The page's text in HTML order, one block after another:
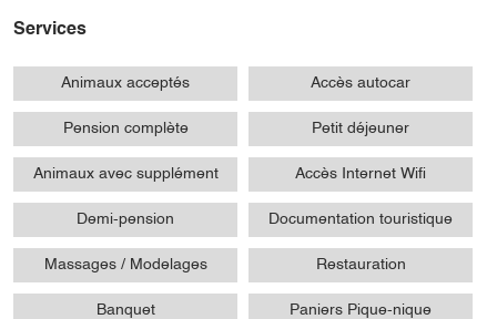
Services
Animaux acceptés Accès autocar
Pension complète Petit déjeuner
Animaux avec supplément Accès Internet Wifi
Demi-pension Documentation touristique
Massages / Modelages Restauration
Banquet Paniers Pique-nique